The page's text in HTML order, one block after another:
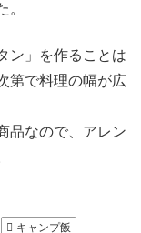
。
ン」を作ることは
第で料理の幅が広
品なので、アレン
キャンプ飯